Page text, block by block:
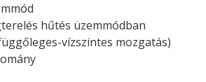
hűtés üzemmódban
vízszintes mozgatás)